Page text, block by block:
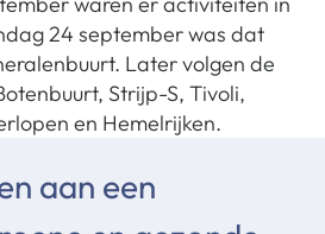
24 september was dat
Later volgen de
Strijp-S, Tivoli,
en Hemelrijken.
aan een